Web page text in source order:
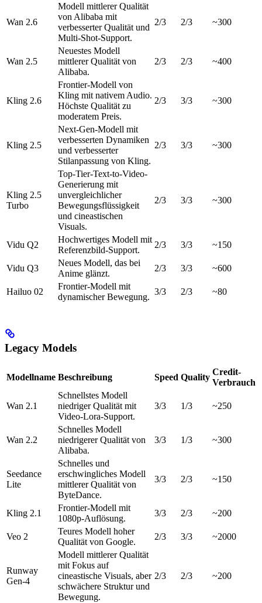
Wan 2.6
Modell mittlerer Qualität
von Alibaba mit
verbesserter Qualität und
Multi-Shot-Support.
2/3 2/3 ~300
Wan 2.5
Neuestes Modell
mittlerer Qualität von
Alibaba.
2/3 2/3 ~400
Kling 2.6
Frontier-Modell von
Kling mit nativem Audio.
Höchste Qualität zu
moderatem Preis.
2/3 3/3 ~300
Kling 2.5
Next-Gen-Modell mit
verbesserten Dynamiken
und verbesserter
Stilanpassung von Kling.
2/3 3/3 ~300
Kling 2.5
Turbo
Top-Tier-Text-to-Video-
Generierung mit
unvergleichlicher
Bewegungsflüssigkeit
und cineastischen
Visuals.
2/3 3/3 ~300
Vidu Q2
Hochwertiges Modell mit
Referenzbild-Support.
2/3 3/3 ~150
Vidu Q3
Neues Modell, das bei
Anime glänzt.
2/3 3/3 ~600
Hailuo 02
Frontier-Modell mit
dynamischer Bewegung.
3/3 2/3 ~80
Legacy Models
Modellname Beschreibung Speed Quality
Credit-
Verbrauch
Wan 2.1
Schnellstes Modell
niedriger Qualität mit
Video-Lora-Support.
3/3 1/3 ~250
Wan 2.2
Schnelles Modell
niedrigerer Qualität von
Alibaba.
3/3 1/3 ~300
Seedance
Lite
Schnelles und
erschwingliches Modell
mittlerer Qualität von
ByteDance.
3/3 2/3 ~150
Kling 2.1
Frontier-Modell mit
1080p-Auflösung.
3/3 2/3 ~200
Veo 2
Teures Modell hoher
Qualität von Google.
2/3 3/3 ~2000
Runway
Gen-4
Modell mittlerer Qualität
mit Fokus auf
cineastische Visuals, aber
schwächere Struktur und
Bewegung.
2/3 2/3 ~200